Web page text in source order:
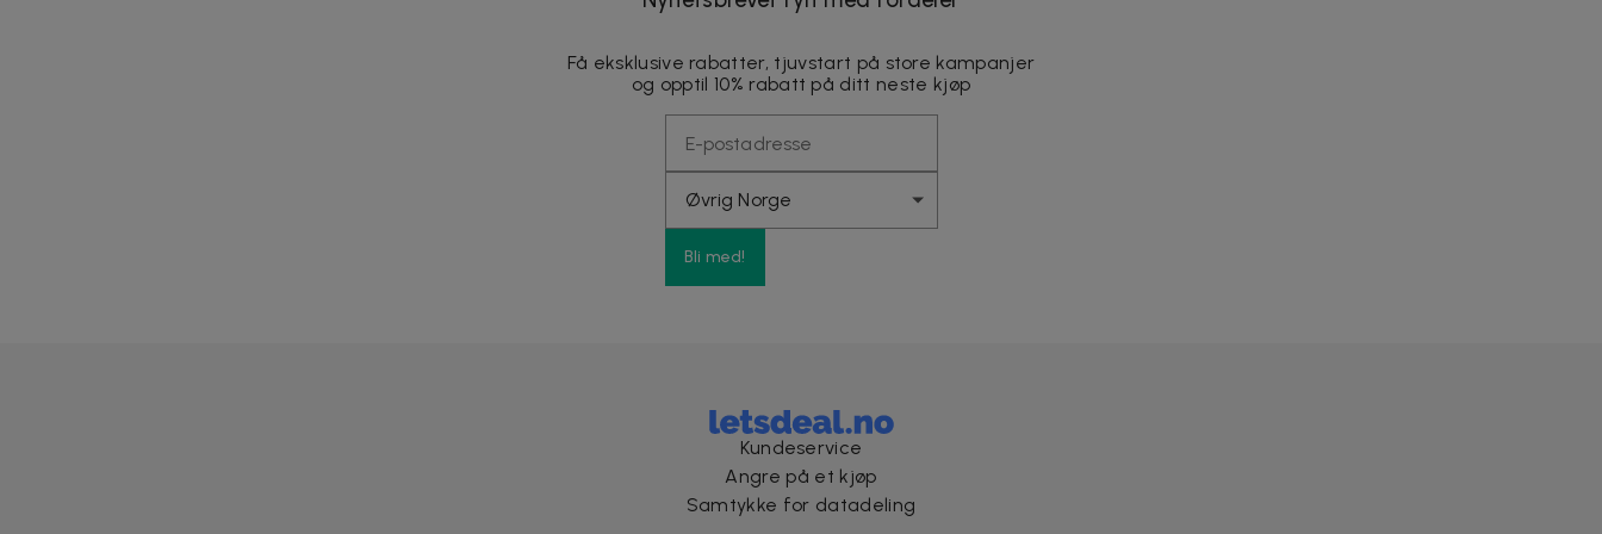
Få eksklusive rabatter, tjuvstart på store kampanjer
og opptil 10% rabatt på ditt neste kjøp
Bli med!
Kundeservice
Angre på et kjøp
Samtykke for datadeling